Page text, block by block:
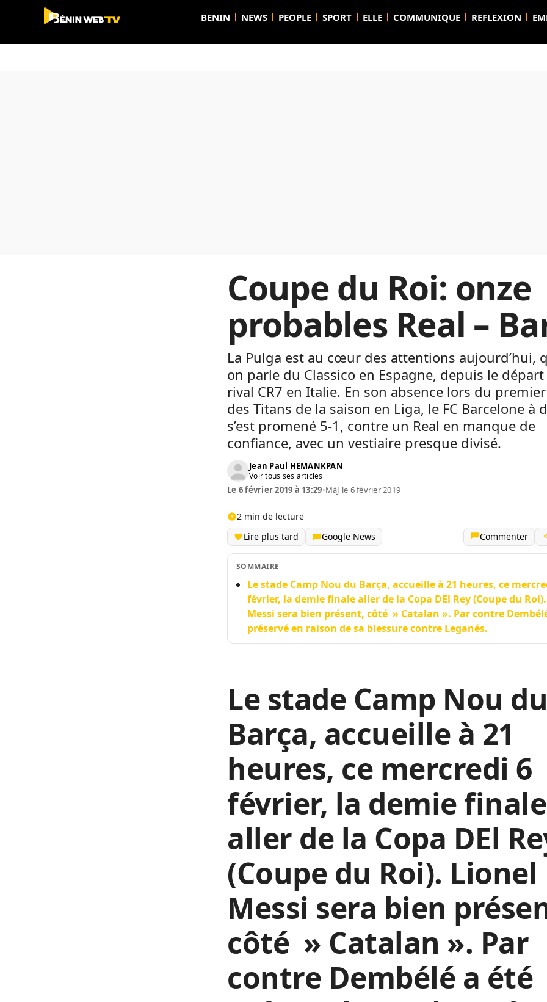
BENIN NEWS PEOPLE SPORT ELLE COMMUNIQUE REFLEXION
Coupe du Roi: onze
probables Real –
La Pulga est au cœur des attentions aujourd’hui,
on parle du Classico en Espagne, depuis le
rival CR7 en Italie. En son absence lors du
des Titans de la saison en Liga, le FC Barcelone à
s’est promené 5-1, contre un Real en manque de
confiance, avec un vestiaire presque divisé.
Jean Paul HEMANKPAN
Voir tous ses articles
Le 6 février 2019 à 13:29•MàJ le 6 février 2019
2 min de lecture
Lire plus tard
Google News Commenter
SOMMAIRE
Le stade Camp Nou du Barça, accueille à 21 heures, ce
février, la demie finale aller de la Copa DEl Rey (Coupe du
Messi sera bien présent, côté » Catalan ». Par contre
préservé en raison de sa blessure contre Leganés.
Le stade Camp Nou du
Barça, accueille à 21
heures, ce mercredi 6
février, la demie finale
aller de la Copa DEl
(Coupe du Roi). Lionel
Messi sera bien
côté » Catalan ». Par
contre Dembélé a été